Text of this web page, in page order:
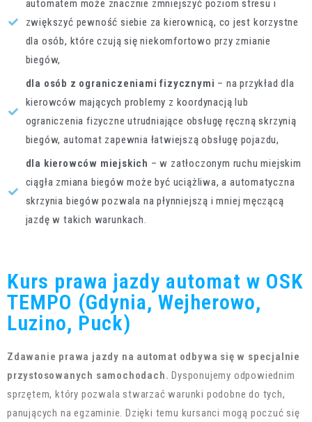
automatem może znacznie zmniejszyć poziom stresu i
zwiększyć pewność siebie za kierownicą, co jest korzystne
dla osób, które czują się niekomfortowo przy zmianie
biegów,
dla osób z ograniczeniami fizycznymi – na przykład dla
kierowców mających problemy z koordynacją lub
ograniczenia fizyczne utrudniające obsługę ręczną skrzynią
biegów, automat zapewnia łatwiejszą obsługę pojazdu,
dla kierowców miejskich – w zatłoczonym ruchu miejskim
ciągła zmiana biegów może być uciążliwa, a automatyczna
skrzynia biegów pozwala na płynniejszą i mniej męczącą
jazdę w takich warunkach.
Kurs prawa jazdy automat w OSK
TEMPO (Gdynia, Wejherowo,
Luzino, Puck)
Zdawanie prawa jazdy na automat odbywa się w specjalnie
przystosowanych samochodach.Dysponujemy odpowiednim
sprzętem, który pozwala stwarzać warunki podobne do tych,
panujących na egzaminie. Dzięki temu kursanci mogą poczuć się